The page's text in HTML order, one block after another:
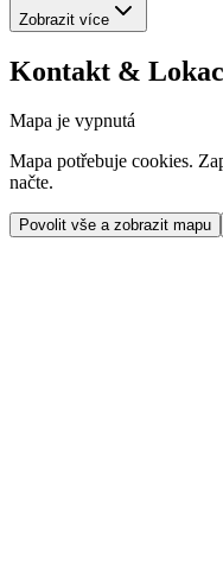
Zobrazit více
Kontakt &
Mapa je vypnutá
Mapa potřebuje cookies.
načte.
Povolit vše a zobrazit mapu